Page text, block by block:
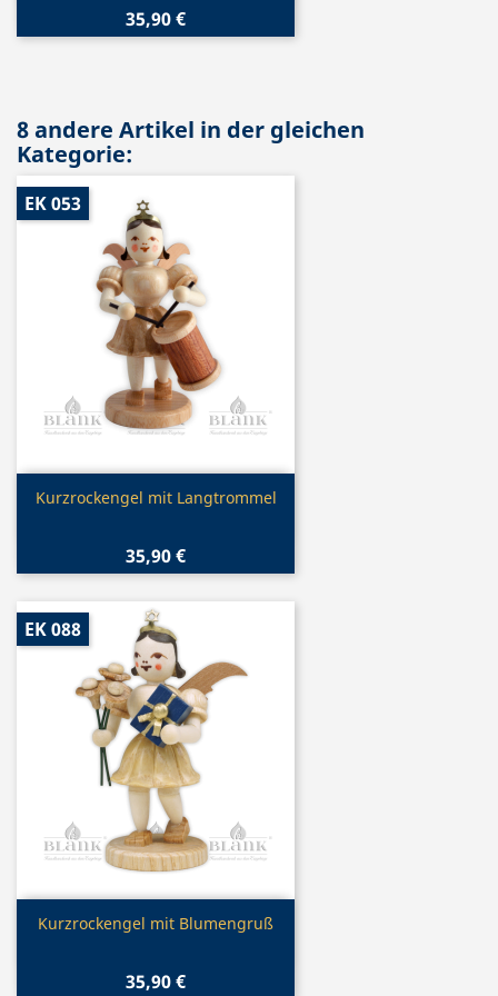
35,90 €
8 andere Artikel in der gleichen
Kategorie:
Vorschau
Kurzrockengel mit Langtrommel
35,90 €
EK 053
Vorschau
Kurzrockengel mit Blumengruß
35,90 €
EK 088